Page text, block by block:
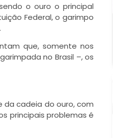
o ouro o principal
Federal, o garimpo
que, somente nos
no Brasil –, os
cadeia do ouro, com
principais problemas é